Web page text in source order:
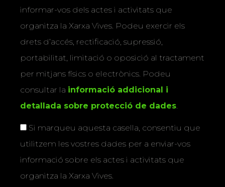
La Xarxa Vives d’Universitats, com a
responsable, tractarà les vostres dades amb la
finalitat de gestionar la vostra subscripció i
informar-vos dels actes i activitats que
organitza la Xarxa Vives. Podeu exercir els
drets d’accés, rectificació, supressió,
portabilitat, limitació o oposició al tractament
per mitjans físics o electrònics. Podeu
consultar lainformació addicional i
detallada sobre protecció de dades